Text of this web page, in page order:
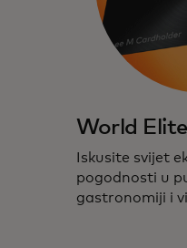
World
Iskusite svijet
pogodnosti u
gastronomiji i